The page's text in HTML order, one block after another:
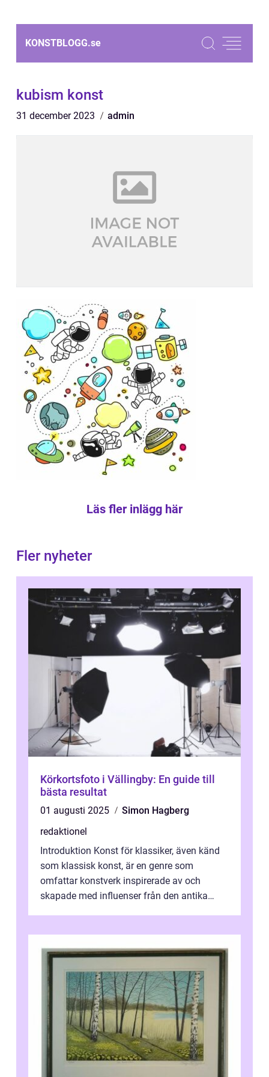
KONSTBLOGG.se
kubism konst
31 december 2023 admin
Läs fler inlägg här
Fler nyheter
Körkortsfoto i Vällingby: En guide till
bästa resultat
01 augusti 2025
Simon Hagberg
redaktionel
Introduktion Konst för klassiker, även känd
som klassisk konst, är en genre som
omfattar konstverk inspirerade av och
skapade med influenser från den antika